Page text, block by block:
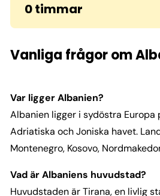
0 timmar
Vanliga frågor om
Var ligger Albanien?
Albanien ligger i sydöstra Europa
Adriatiska och Joniska havet.
Montenegro, Kosovo,
Vad är Albaniens huvudstad?
Huvudstaden är Tirana, en livlig